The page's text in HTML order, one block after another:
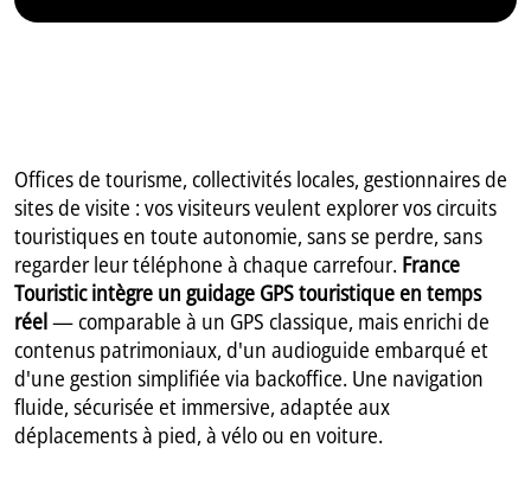
Offices de tourisme, collectivités locales, gestionnaires de
sites de visite : vos visiteurs veulent explorer vos circuits
touristiques en toute autonomie, sans se perdre, sans
regarder leur téléphone à chaque carrefour. France
Touristic intègre un guidage GPS touristique en temps
réel— comparable à un GPS classique, mais enrichi de
contenus patrimoniaux, d'un audioguide embarqué et
d'une gestion simplifiée via backoffice. Une navigation
fluide, sécurisée et immersive, adaptée aux
déplacements à pied, à vélo ou en voiture.